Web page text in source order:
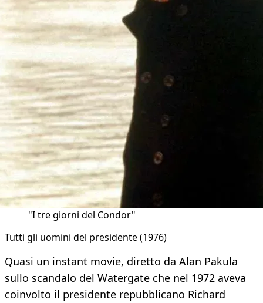
"I tre giorni del Condor"
Tutti gli uomini del presidente (1976)
Quasi un instant movie, diretto da Alan Pakula
sullo scandalo del Watergate che nel 1972 aveva
coinvolto il presidente repubblicano Richard